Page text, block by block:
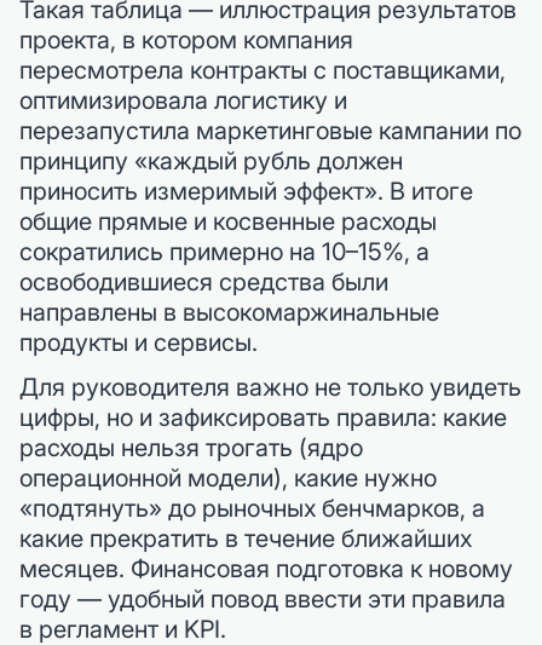
Такая таблица — иллюстрация результатов
проекта, в котором компания
пересмотрела контракты с поставщиками,
оптимизировала логистику и
перезапустила маркетинговые кампании по
принципу «каждый рубль должен
приносить измеримый эффект». В итоге
общие прямые и косвенные расходы
сократились примерно на 10–15%, а
освободившиеся средства были
направлены в высокомаржинальные
продукты и сервисы.
Для руководителя важно не только увидеть
цифры, но и зафиксировать правила: какие
расходы нельзя трогать (ядро
операционной модели), какие нужно
«подтянуть» до рыночных бенчмарков, а
какие прекратить в течение ближайших
месяцев. Финансовая подготовка к новому
году — удобный повод ввести эти правила
в регламент и KPI.